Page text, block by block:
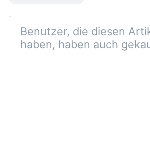
Benutzer, die diesen
haben, haben auch